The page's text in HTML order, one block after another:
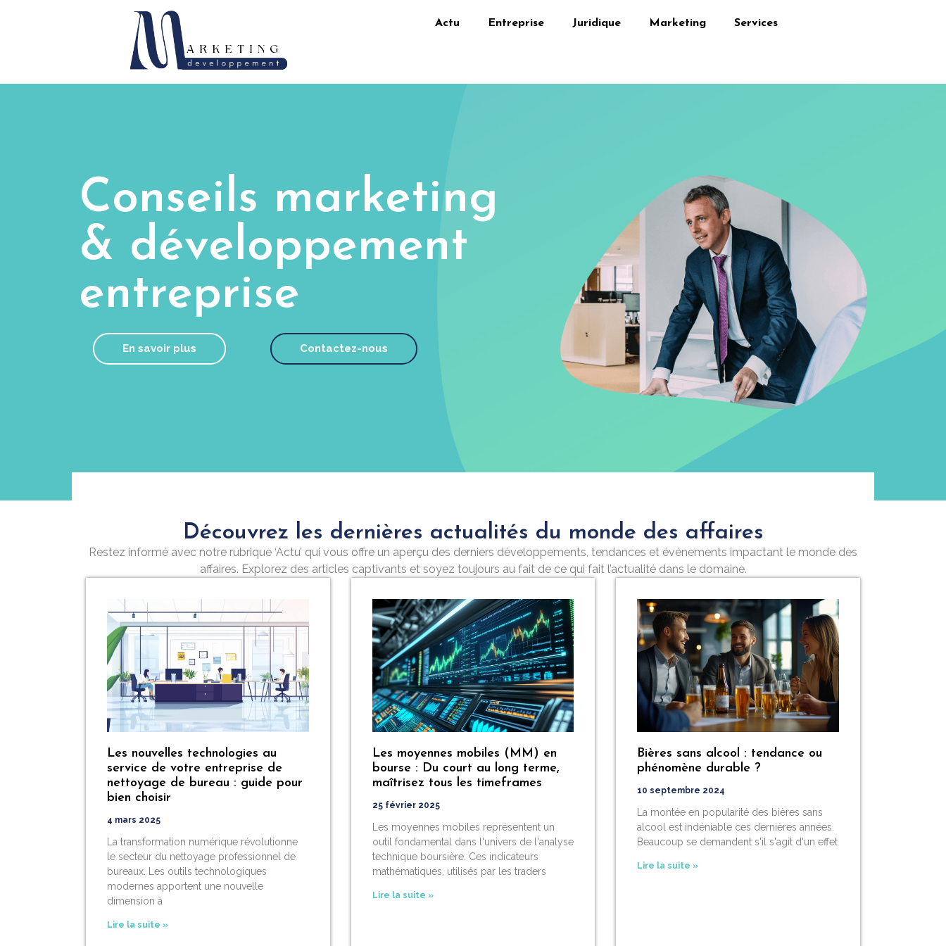
Actu Entreprise Juridique Marketing Services
Conseils marketing
& développement
entreprise
En savoir plus Contactez-nous
Découvrez les dernières actualités du monde des affaires
Restez informé avec notre rubrique ‘Actu’ qui vous offre un aperçu des derniers développements, tendances et événements impactant le monde des
affaires. Explorez des articles captivants et soyez toujours au fait de ce qui fait l’actualité dans le domaine.
Les nouvelles technologies au
service de votre entreprise de
nettoyage de bureau : guide pour
bien choisir
4 mars 2025
La transformation numérique révolutionne
le secteur du nettoyage professionnel de
bureaux. Les outils technologiques
modernes apportent une nouvelle
dimension à
Lire la suite »
Les moyennes mobiles (MM) en
bourse : Du court au long terme,
maîtrisez tous les timeframes
25 février 2025
Les moyennes mobiles représentent un
outil fondamental dans l'univers de l'analyse
technique boursière. Ces indicateurs
mathématiques, utilisés par les traders
Lire la suite »
Bières sans alcool : tendance ou
phénomène durable ?
10 septembre 2024
La montée en popularité des bières sans
alcool est indéniable ces dernières années.
Beaucoup se demandent s'il s'agit d'un effet
Lire la suite »